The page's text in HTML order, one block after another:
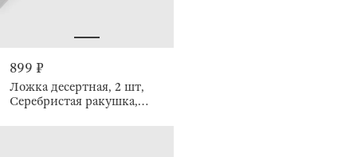
899 ₽
Ложка десертная, 2 шт,
Серебристая ракушка,